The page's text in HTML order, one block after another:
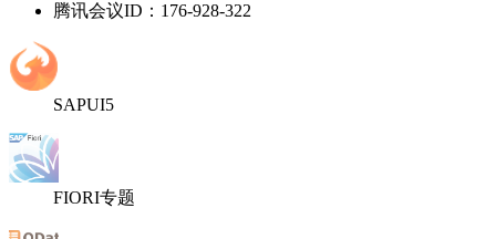
腾讯会议ID：176-928-322
SAPUI5
FIORI专题